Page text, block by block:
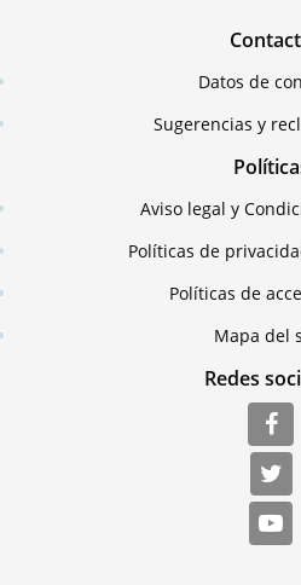
Datos de
Sugerencias y
Aviso legal y
Políticas de
Políticas de
Mapa del
Redes